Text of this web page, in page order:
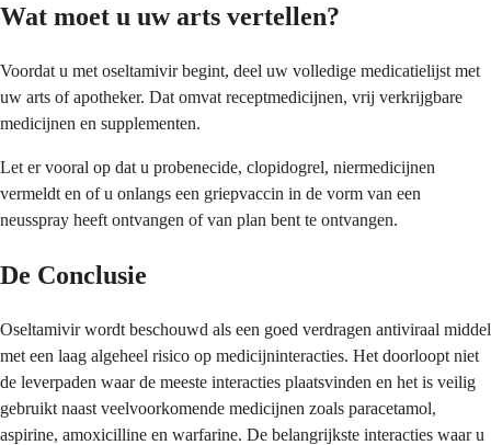
Wat moet u uw arts vertellen?
Voordat u met oseltamivir begint, deel uw volledige medicatielijst met
uw arts of apotheker. Dat omvat receptmedicijnen, vrij verkrijgbare
medicijnen en supplementen.
Let er vooral op dat u probenecide, clopidogrel, niermedicijnen
vermeldt en of u onlangs een griepvaccin in de vorm van een
neusspray heeft ontvangen of van plan bent te ontvangen.
De Conclusie
Oseltamivir wordt beschouwd als een goed verdragen antiviraal middel
met een laag algeheel risico op medicijninteracties. Het doorloopt niet
de leverpaden waar de meeste interacties plaatsvinden en het is veilig
gebruikt naast veelvoorkomende medicijnen zoals paracetamol,
aspirine, amoxicilline en warfarine. De belangrijkste interacties waar u